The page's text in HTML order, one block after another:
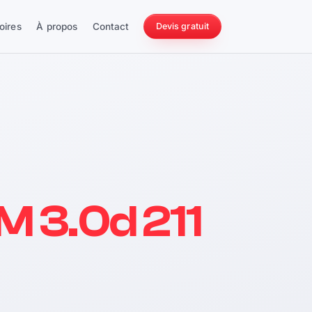
À propos Contact Devis gratuit
228 Nm
3.0d 211